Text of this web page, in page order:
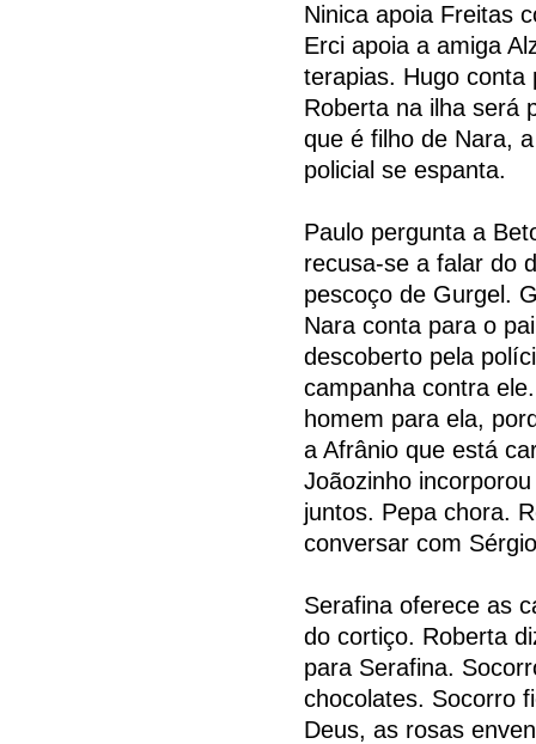
Ninica apoia Freitas
Erci apoia a amiga
terapias. Hugo
Roberta na ilha será
que é filho de Nara,
policial se espanta.
Paulo pergunta a
recusa-se a falar do
pescoço de Gurgel.
Nara conta para o
descoberto pela
campanha contra
homem para ela,
a Afrânio que está
Joãozinho
juntos. Pepa chora.
conversar com
Serafina oferece as
do cortiço. Roberta
para Serafina.
chocolates. Socorro
Deus, as rosas